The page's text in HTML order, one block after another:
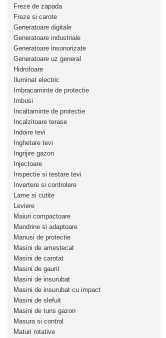
gazon
Masini de tuns iarba/gazon
Tractorase pentru gazon
Mobilier pentru gradina
Mori de macinat cereale
Pompe de apa
Motopompe
Accesorii pentru irigatii
Furtunuri
Hidrofoare
Pompe de apa de suprafata
Pompe recirculare
Pompe submersibile
Sisteme de irigat si stropit
Timp liber
Accesorii pentru ATV
Alte vehicule electrice
ATV-uri
Biciclete
Scuter
Tocatoare resturi vegetale
Despicatoare de lemne
Granulatoare de furaje
Tocatoare de furaje
Freze de zapada
Freze si carote
Generatoare digitale
Generatoare industriale
Generatoare insonorizate
Generatoare uz general
Hidrofoare
Iluminat electric
Imbracaminte de protectie
Imbusi
Incaltaminte de protectie
Incalzitoare terase
Indoire tevi
Inghetare tevi
Ingrijire gazon
Injectoare
Inspectie si testare tevi
Invertere si controlere
Lame si cutite
Leviere
Maiuri compactoare
Mandrine si adaptoare
Manusi de protectie
Masini de amestecat
Masini de carotat
Masini de gaurit
Masini de insurubat
Masini de insurubat cu impact
Masini de slefuit
Masini de tuns gazon
Masura si control
Maturi rotative